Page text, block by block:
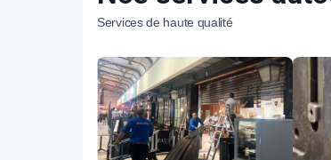
Services de haute qualité
Nous vous
Nom Prénom